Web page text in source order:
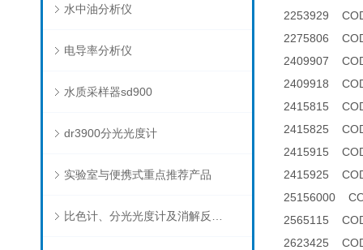
水中油分析仪
电导率分析仪
水质采样器sd900
dr3900分光光度计
实验室与便携式重点推荐产品
2253929
2275806
2409907
2409918
2415815
2415825
2415915
2415925
25156000
2565115
2623425